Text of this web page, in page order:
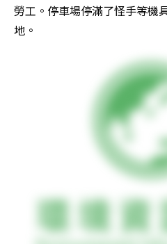
勞工。停車場停滿了怪手等機
地。